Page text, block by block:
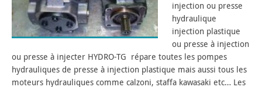
injection ou presse
hydraulique
injection plastique
ou presse à injection
ou presse à injecter HYDRO-TG répare toutes les pompes
hydrauliques de presse à injection plastique mais aussi tous les
moteurs hydrauliques comme calzoni, staffa kawasaki etc… Les